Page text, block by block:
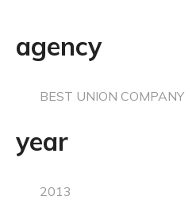
agency
BEST UNION COMPANY
year
2013